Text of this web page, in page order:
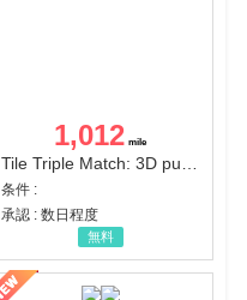
1,012
Tile Triple Match: 3D puzzle
条件 :
承認 : 数日程度
無料